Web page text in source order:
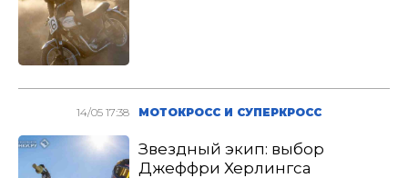
14/05 17:38 МОТОКРОСС И СУПЕРКРОСС
Звездный экип: выбор
Джеффри Херлингса